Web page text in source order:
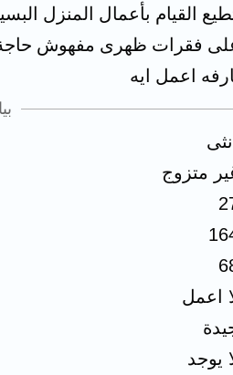
القيام بأعمال المنزل
فقرات ظهرى مفهوش حاجة .
اعمل ايه
أنثى
متزوج
اعمل
يوجد